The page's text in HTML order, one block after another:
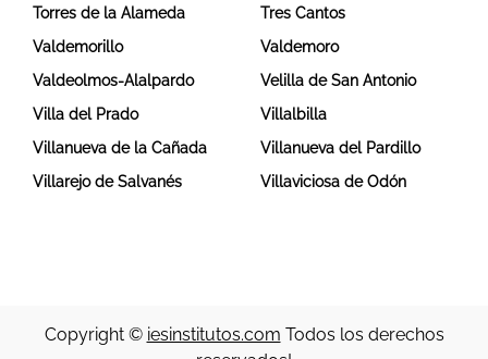
Torres de la Alameda
Tres Cantos
Valdemorillo
Valdemoro
Valdeolmos-Alalpardo
Velilla de San Antonio
Villa del Prado
Villalbilla
Villanueva de la Cañada
Villanueva del Pardillo
Villarejo de Salvanés
Villaviciosa de Odón
Copyright © iesinstitutos.com Todos los derechos